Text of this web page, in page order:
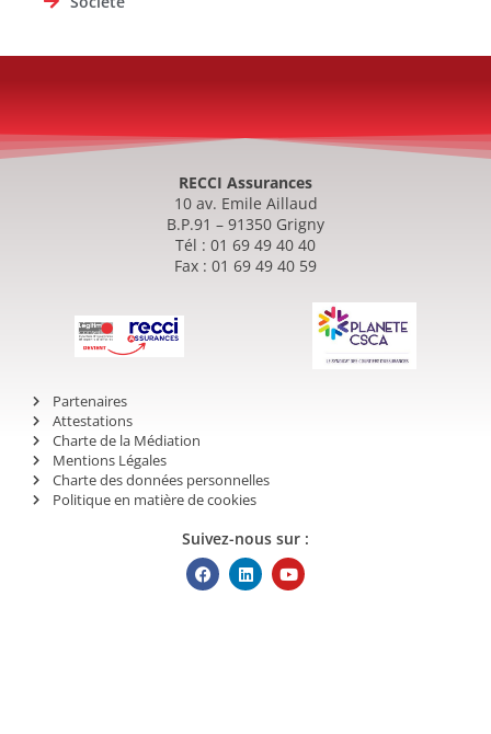
RECCI Assurances
10 av. Emile Aillaud
B.P.91 – 91350 Grigny
Tél : 01 69 49 40 40
Fax : 01 69 49 40 59
Partenaires
Attestations
Charte de la Médiation
Mentions Légales
Charte des données personnelles
Politique en matière de cookies
Suivez-nous sur :